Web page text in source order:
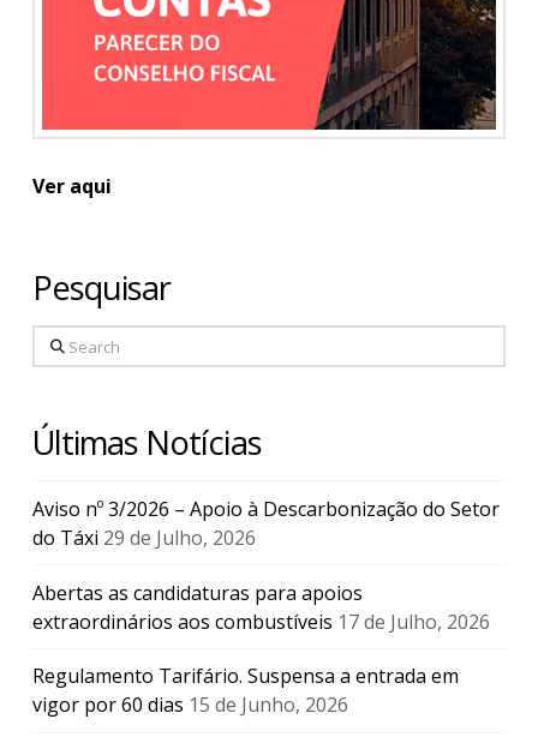
Ver aqui
Pesquisar
Search
Últimas Notícias
Aviso nº 3/2026 – Apoio à Descarbonização do Setor
do Táxi 29 de Julho, 2026
Abertas as candidaturas para apoios
extraordinários aos combustíveis 17 de Julho, 2026
Regulamento Tarifário. Suspensa a entrada em
vigor por 60 dias 15 de Junho, 2026